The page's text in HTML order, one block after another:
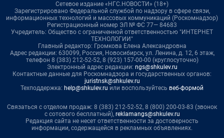
Сетевое издание «НГС.НОВОСТИ» (18+)
Зарегистрировано Федеральной службой по надзору в сфере связи,
информационных технологий и массовых коммуникаций (Роскомнадзор)
Регистрационный номер ЭЛ № ФС 77— 84683
Учредитель: Общество с ограниченной ответственностью "ИНТЕРНЕТ
ТЕХНОЛОГИИ"
Главный редактор: Громкова Елена Александровна
Адрес редакции: 630099, Россия, Новосибирск, ул. Ленина, д. 12, 6 этаж,
телефон 8 (383) 212-52-52, 8 (923) 157-00-00 (круглосуточно)
Электронный адрес редакции: ngs@shkulev.ru
Контактные данные для Роскомнадзора и государственных органов:
juristnsk@shkulev.ru
Техподдержка: help@shkulev.ru или воспользуйтесь веб-формой
Связаться с отделом продаж: 8 (383) 212-52-52, 8 (800) 200-03-83 (звонок
с сотового бесплатный), reklamangs@shkulev.ru
Редакция сайта не несет ответственности за достоверность
информации, содержащейся в рекламных объявлениях.